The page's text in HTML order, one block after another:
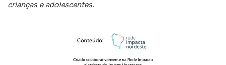
crianças e adolescentes.